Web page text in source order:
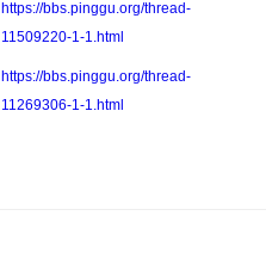
https://bbs.pinggu.org/thread-
11509220-1-1.html
https://bbs.pinggu.org/thread-
11269306-1-1.html